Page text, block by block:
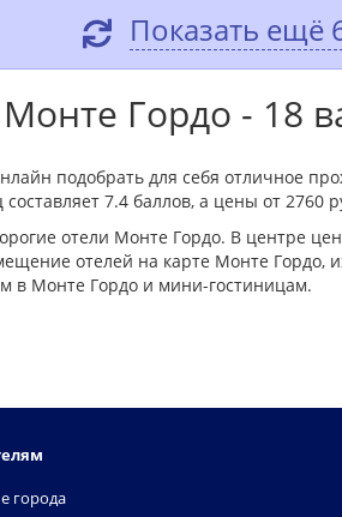
Показать ещё
Гордо - 18
подобрать для себя отличное
7.4 баллов, а цены от 2760
отели Монте Гордо. В центре
отелей на карте Монте Гордо,
в Монте Гордо и мини-гостиницам.
города